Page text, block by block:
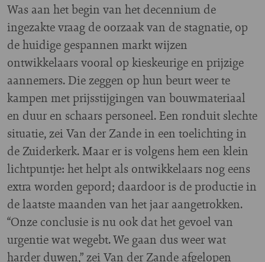
Was aan het begin van het decennium de
ingezakte vraag de oorzaak van de stagnatie, op
de huidige gespannen markt wijzen
ontwikkelaars vooral op kieskeurige en prijzige
aannemers. Die zeggen op hun beurt weer te
kampen met prijsstijgingen van bouwmateriaal
en duur en schaars personeel. Een ronduit slechte
situatie, zei Van der Zande in een toelichting in
de Zuiderkerk. Maar er is volgens hem een klein
lichtpuntje: het helpt als ontwikkelaars nog eens
extra worden gepord; daardoor is de productie in
de laatste maanden van het jaar aangetrokken.
“Onze conclusie is nu ook dat het gevoel van
urgentie wat wegebt. We gaan dus weer wat
harder duwen,” zei Van der Zande afgelopen